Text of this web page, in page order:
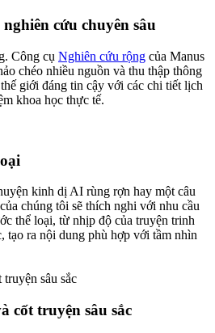
cứu chuyên sâu
Công cụ Nghiên cứu rộng của Manus
chéo nhiều nguồn và thu thập thông
giới đáng tin cậy với các chi tiết lịch
khoa học thực tế.
kinh dị AI rùng rợn hay một câu
chúng tôi sẽ thích nghi với nhu cầu
thể loại, từ nhịp độ của truyện trinh
tạo ra nội dung phù hợp với tầm nhìn
cốt truyện sâu sắc